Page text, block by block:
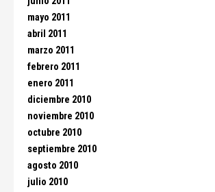
mayo 2011
abril 2011
marzo 2011
febrero 2011
enero 2011
diciembre 2010
noviembre 2010
octubre 2010
septiembre 2010
agosto 2010
julio 2010